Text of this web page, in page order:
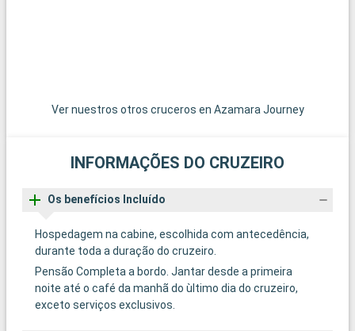
Ver nuestros otros cruceros en Azamara Journey
INFORMAÇÕES DO CRUZEIRO
Os benefícios Incluído
Hospedagem na cabine, escolhida com antecedência,
durante toda a duração do cruzeiro.
Pensão Completa a bordo. Jantar desde a primeira
noite até o café da manhã do ùltimo dia do cruzeiro,
exceto serviços exclusivos.